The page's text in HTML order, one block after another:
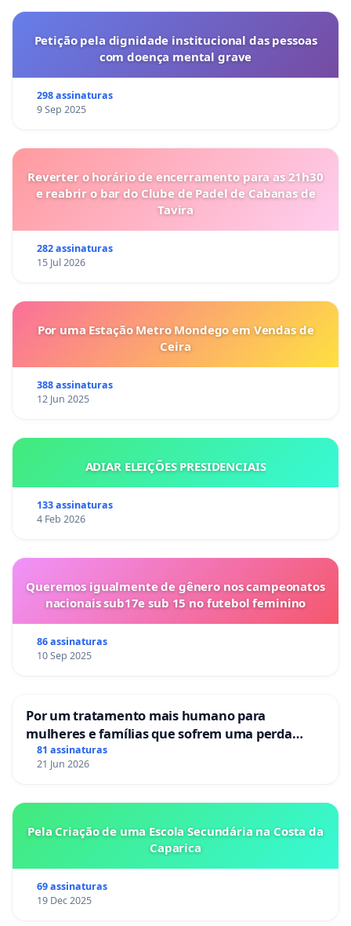
Petição pela dignidade institucional das pessoas
com doença mental grave
298 assinaturas
9 Sep 2025
Reverter o horário de encerramento para as 21h30
e reabrir o bar do Clube de Padel de Cabanas de
Tavira
282 assinaturas
15 Jul 2026
Por uma Estação Metro Mondego em Vendas de
Ceira
388 assinaturas
12 Jun 2025
ADIAR ELEIÇÕES PRESIDENCIAIS
133 assinaturas
4 Feb 2026
Queremos igualmente de gênero nos campeonatos
nacionais sub17e sub 15 no futebol feminino
86 assinaturas
10 Sep 2025
Por um tratamento mais humano para
mulheres e famílias que sofrem uma perda
gestacional nos hospitais portugueses
81 assinaturas
21 Jun 2026
Pela Criação de uma Escola Secundária na Costa da
Caparica
69 assinaturas
19 Dec 2025